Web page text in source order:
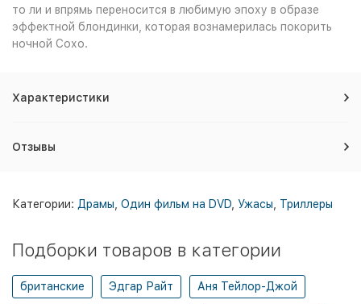
то ли и впрямь переносится в любимую эпоху в образе
эффектной блондинки, которая вознамерилась покорить
ночной Сохо.
Характеристики
Отзывы
Категории: Драмы Один фильм на DVD Ужасы Триллеры
Подборки товаров в категории
британские Эдгар Райт Аня Тейлор-Джой